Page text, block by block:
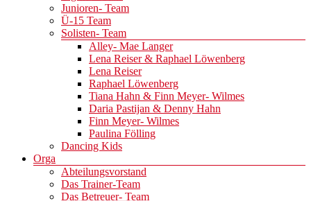
Junioren- Team
Ü-15 Team
Solisten- Team
Alley- Mae Langer
Lena Reiser & Raphael Löwenberg
Lena Reiser
Raphael Löwenberg
Tiana Hahn & Finn Meyer- Wilmes
Daria Pastijan & Denny Hahn
Finn Meyer- Wilmes
Paulina Fölling
Dancing Kids
Orga
Abteilungsvorstand
Das Trainer-Team
Das Betreuer- Team